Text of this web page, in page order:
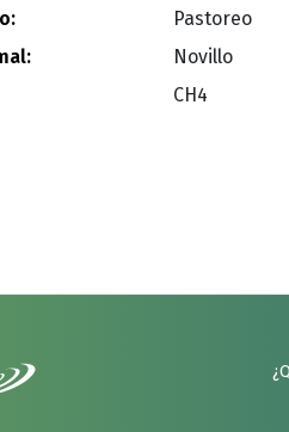
Pastoreo
Novillo
CH4